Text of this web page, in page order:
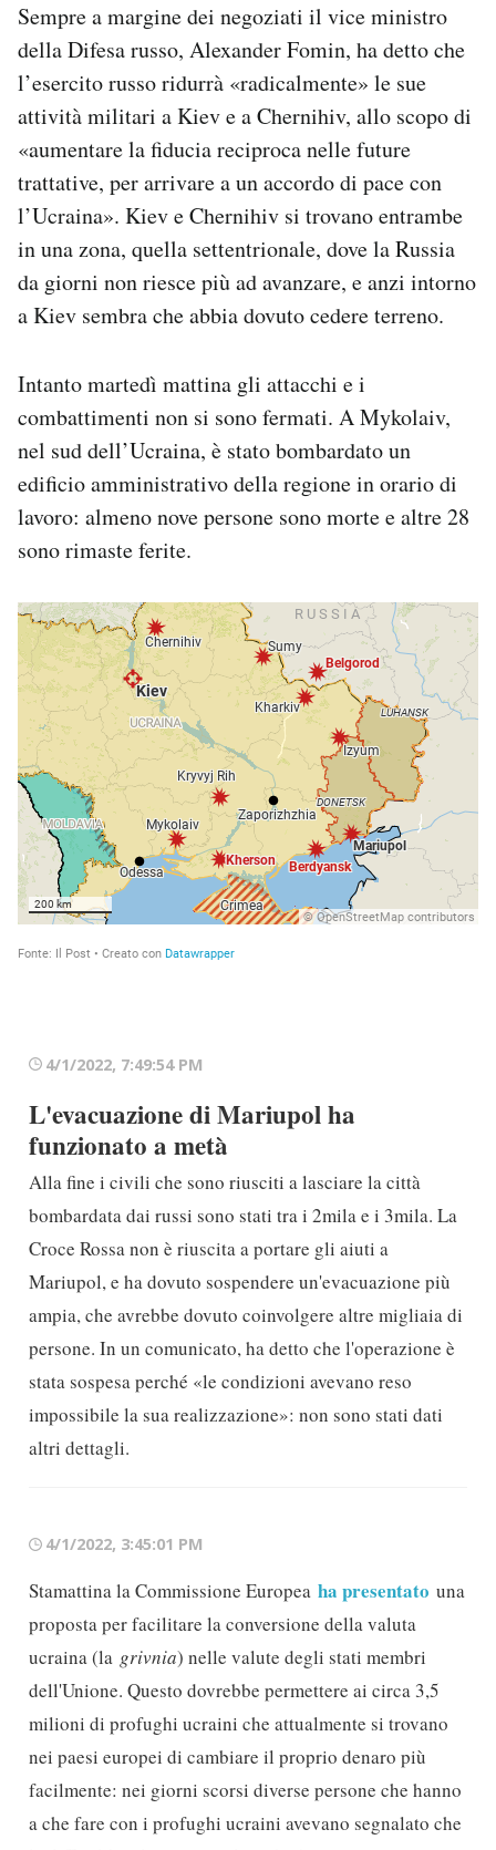
Sempre a margine dei negoziati il vice ministro
della Difesa russo, Alexander Fomin, ha detto che
l’esercito russo ridurrà «radicalmente» le sue
attività militari a Kiev e a Chernihiv, allo scopo di
«aumentare la fiducia reciproca nelle future
trattative, per arrivare a un accordo di pace con
l’Ucraina». Kiev e Chernihiv si trovano entrambe
in una zona, quella settentrionale, dove la Russia
da giorni non riesce più ad avanzare, e anzi intorno
a Kiev sembra che abbia dovuto cedere terreno.
Intanto martedì mattina gli attacchi e i
combattimenti non si sono fermati. A Mykolaiv,
nel sud dell’Ucraina, è stato bombardato un
edificio amministrativo della regione in orario di
lavoro: almeno nove persone sono morte e altre 28
sono rimaste ferite.